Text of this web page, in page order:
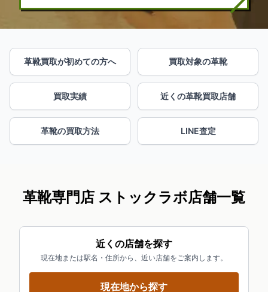
革靴買取が初めての方へ 買取対象の革靴
買取実績 近くの革靴買取店舗
革靴の買取方法 LINE査定
革靴専門店 ストックラボ店舗一覧
近くの店舗を探す
現在地または駅名・住所から、近い店舗をご案内します。
現在地から探す